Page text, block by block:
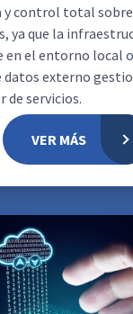
y control total
ya que la
en el entorno local
datos externo
de servicios.
VER MÁS